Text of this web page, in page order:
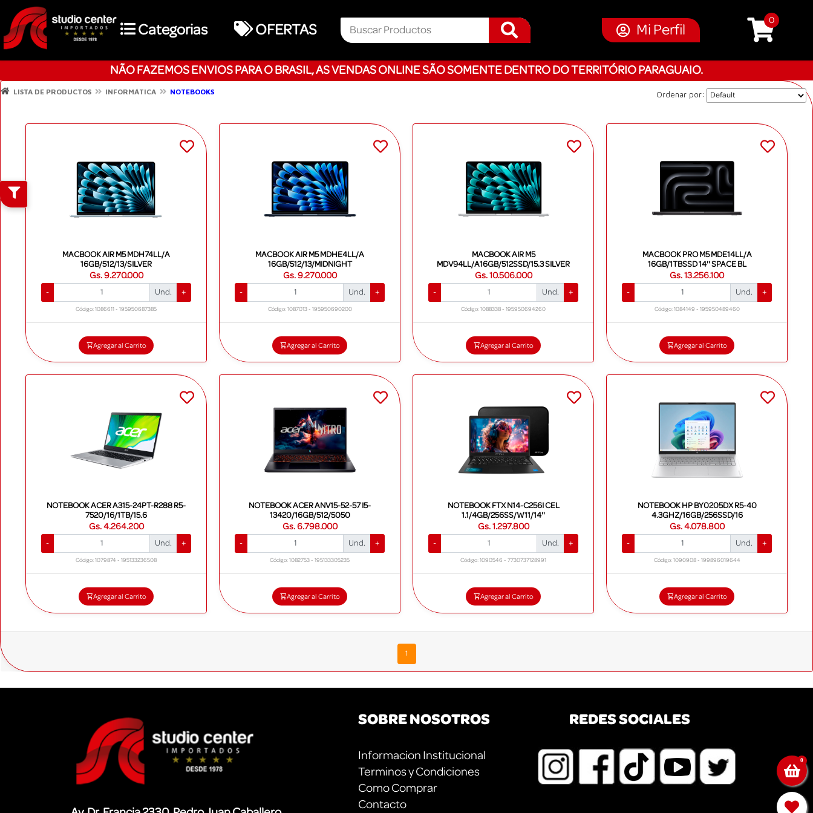
Categorias OFERTAS
0
Mi Perfil
NÃO FAZEMOS ENVIOS PARA O BRASIL, AS VENDAS ONLINE SÃO SOMENTE DENTRO DO TERRITÓRIO PARAGUAIO.
LISTA DE PRODUCTOS INFORMÁTICA NOTEBOOKS Ordenar por:
MACBOOK AIR M5 MDH74LL/A
16GB/512/13/SILVER
Gs. 9.270.000
- Und. +
Código: 1086611 - 195950687385
Agregar al Carrito
MACBOOK AIR M5 MDHE4LL/A
16GB/512/13/MIDNIGHT
Gs. 9.270.000
- Und. +
Código: 1087013 - 195950690200
Agregar al Carrito
MACBOOK AIR M5
MDV94LL/A16GB/512SSD/15.3 SILVER
Gs. 10.506.000
- Und. +
Código: 1088338 - 195950694260
Agregar al Carrito
MACBOOK PRO M5 MDE14LL/A
16GB/1TBSSD 14'' SPACE BL
Gs. 13.256.100
- Und. +
Código: 1084149 - 195950489460
Agregar al Carrito
NOTEBOOK ACER A315-24PT-R288 R5-
7520/16/1TB/15.6
Gs. 4.264.200
- Und. +
Código: 1079874 - 195133236508
Agregar al Carrito
NOTEBOOK ACER ANV15-52-57 I5-
13420/16GB/512/5050
Gs. 6.798.000
- Und. +
Código: 1082753 - 195133305235
Agregar al Carrito
NOTEBOOK FTX N14-C256I CEL
1.1/4GB/256SS/W11/14''
Gs. 1.297.800
- Und. +
Código: 1090546 - 7730737128991
Agregar al Carrito
NOTEBOOK HP BY0205DX R5-40
4.3GHZ/16GB/256SSD/16
Gs. 4.078.800
- Und. +
Código: 1090908 - 199896019644
Agregar al Carrito
1
SOBRE NOSOTROS
Informacion Institucional
Terminos y Condiciones
Como Comprar
Contacto
REDES SOCIALES
0